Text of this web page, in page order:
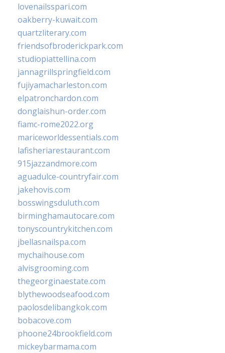
lovenailsspari.com
oakberry-kuwait.com
quartzliterary.com
friendsofbroderickpark.com
studiopiattellina.com
jannagrillspringfield.com
fujiyamacharleston.com
elpatronchardon.com
donglaishun-order.com
fiamc-rome2022.org
mariceworldessentials.com
lafisheriarestaurant.com
915jazzandmore.com
aguadulce-countryfair.com
jakehovis.com
bosswingsduluth.com
birminghamautocare.com
tonyscountrykitchen.com
jbellasnailspa.com
mychaihouse.com
alvisgrooming.com
thegeorginaestate.com
blythewoodseafood.com
paolosdelibangkok.com
bobacove.com
phoone24brookfield.com
mickeybarmama.com